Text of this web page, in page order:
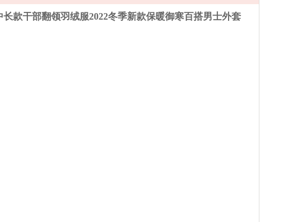
长款干部翻领羽绒服2022冬季新款保暖御寒百搭男士外套